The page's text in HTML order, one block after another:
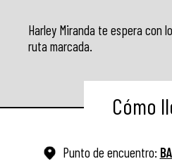
Harley Miranda te espera con
ruta marcada.
Cómo
Punto de encuentro: